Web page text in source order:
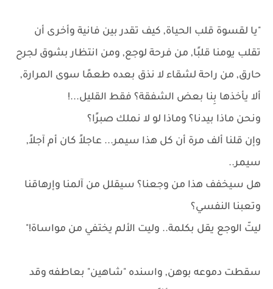
"يا لقسوة قلب الحياة, كيف تقدر بين فانية وأخرى أن
تقلب يومنا قلبًا, من فرحة لوجع, ومن انتظار بشوق لجرح
حارق, من راحة لشقاء لا نذق بعده طعمًا سوى المرارة,
ألا يأخذها بِنا بعض الشفقة؟ فقط القليل...!
ونحن ماذا بيدنا؟ وماذا لو لا نملك صبرًا؟
وإن قلنا ألف مرة أن كل هذا سيمر... عاجلاً كان أم آجلاً,
سيمر..
هل سيخفف هذا من وجعنا؟ سيقلل من آلمنا وإرهاقنا
وتعبنا النفسي؟
ليتّ الوجع يقل بكلمة.. وليت الألم يختفي من مواساة!"
سقطت دموعه بوهن, واسنده "شاهين" بعاطفه وقد